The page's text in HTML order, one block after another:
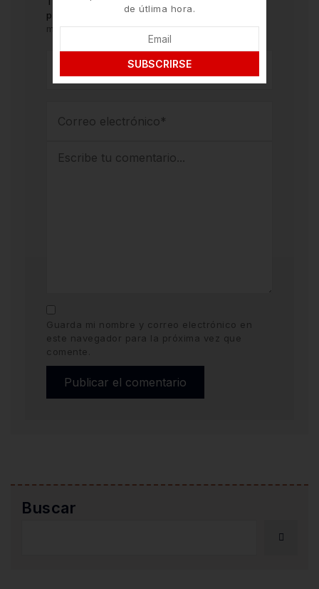
publicada.
Los campos obligatorios están
marcados con*
Guarda mi nombre y correo electrónico en
este navegador para la próxima vez que
comente.
Buscar
de útlima hora.
SUBSCRIRSE